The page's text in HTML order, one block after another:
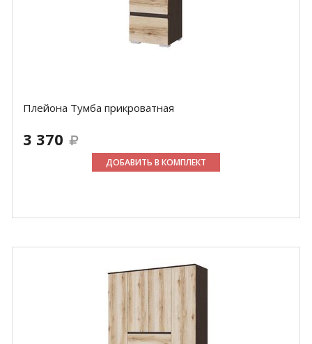
Плейона Тумба прикроватная
3 370
ДОБАВИТЬ В КОМПЛЕКТ